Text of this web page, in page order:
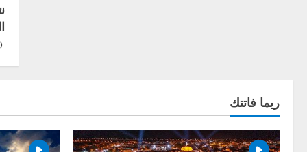
ربما فاتتك